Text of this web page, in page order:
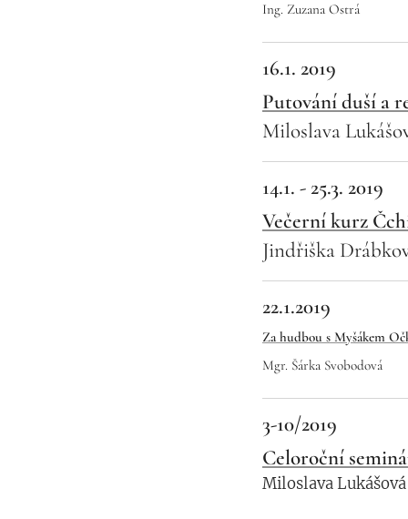
Ing. Zuzana Ostrá
16.1. 2019
Putování duší a
Miloslava
14.1. - 25.3. 2019
Večerní kurz
Jindřiška
22.1.2019
Za hudbou s Myšákem
Mgr. Šárka Svobodová
3-10/2019
Celoroční
Miloslava Lukášová